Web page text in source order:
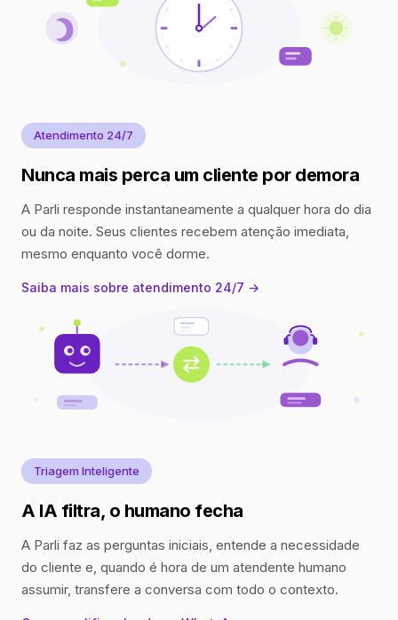
Atendimento 24/7
Nunca mais perca um cliente por demora
A Parli responde instantaneamente a qualquer hora do dia
ou da noite. Seus clientes recebem atenção imediata,
mesmo enquanto você dorme.
Saiba mais sobre atendimento 24/7 →
Triagem Inteligente
A IA filtra, o humano fecha
A Parli faz as perguntas iniciais, entende a necessidade
do cliente e, quando é hora de um atendente humano
assumir, transfere a conversa com todo o contexto.